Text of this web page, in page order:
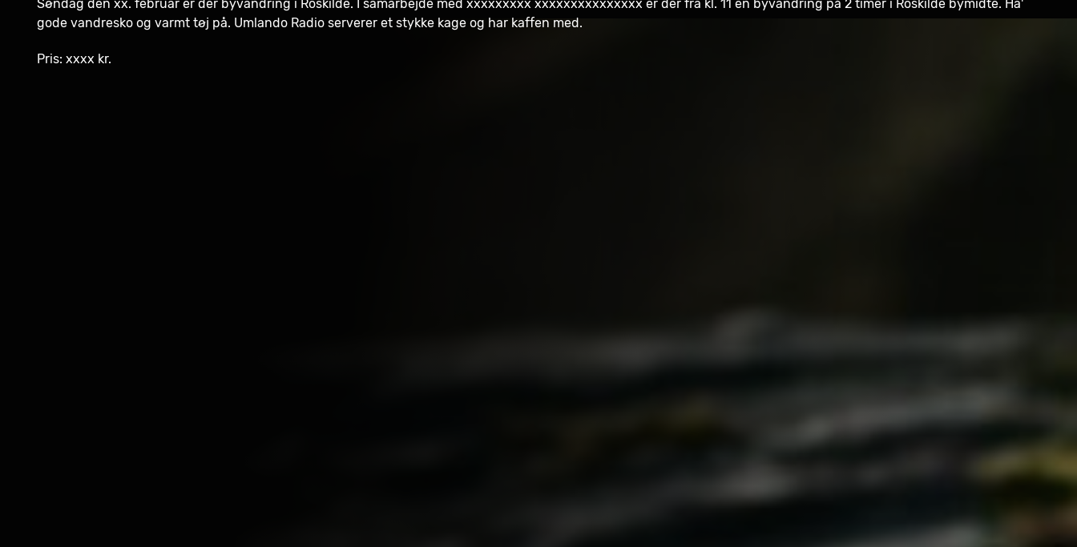
Søndag den xx. februar er der byvandring i Roskilde. I samarbejde med xxxxxxxxx xxxxxxxxxxxxxxx er der fra kl. 11 en byvandring på 2 timer i Roskilde bymidte. Ha'
gode vandresko og varmt tøj på. Umlando Radio serverer et stykke kage og har kaffen med.
Pris: xxxx kr.